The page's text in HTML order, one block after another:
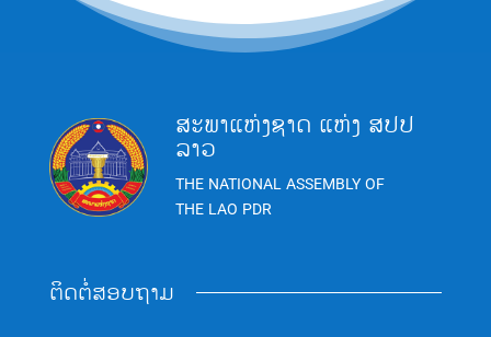
ສະພາແຫ່ງຊາດ ແຫ່ງ ສປປ
ລາວ
THE NATIONAL ASSEMBLY OF
THE LAO PDR
ຕິດຕໍ່ສອບຖາມ